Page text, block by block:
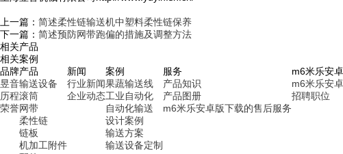
上一篇： 简述柔性链输送机中塑料柔性链保养
下一篇： 简述预防网带跑偏的措施及调整方法
相关产品
相关案例
品牌
昱音
历程
荣誉
产品
输送设备
滚筒
网带
柔性链
链板
机加工附件
新闻
行业新闻
企业动态
案例
果蔬输送线
工业自动化
自动化输送
设计案例
输送方案
输送设备定制
服务
产品知识
产品图册
m6米乐安卓版下载的售后服务
m6米乐安
m6米乐安
招聘职位